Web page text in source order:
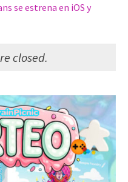
se estrena en iOS y
closed.